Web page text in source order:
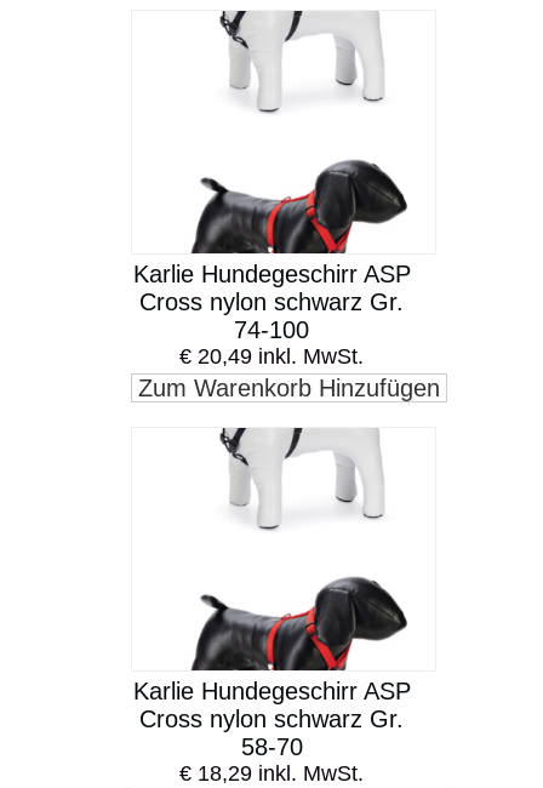
Karlie Hundegeschirr ASP
Cross nylon schwarz Gr.
74-100
€ 20,49 inkl. MwSt.
Zum Warenkorb Hinzufügen
Karlie Hundegeschirr ASP
Cross nylon schwarz Gr.
58-70
€ 18,29 inkl. MwSt.